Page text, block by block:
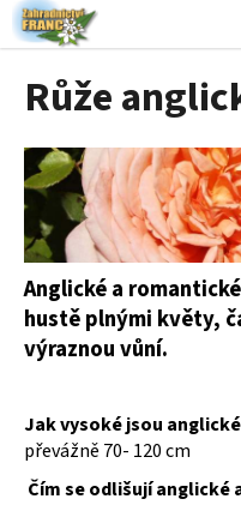
Přejít
na
obsah
Růže
Anglické a
hustě plnými květy,
výraznou vůní.
Jak vysoké jsou
převážně 70- 120 cm
Čím se odlišují
K
o
o
p
o
t
ř
e
b
j
e
t